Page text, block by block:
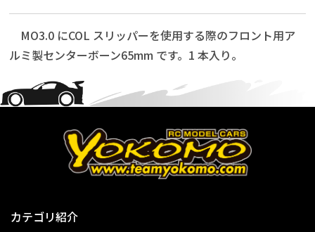
MO3.0 にCOL スリッパーを使用する際のフロント用ア
ルミ製センターボーン65mm です。1 本入り。
カテゴリ紹介